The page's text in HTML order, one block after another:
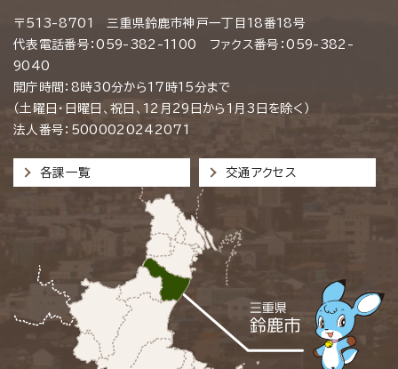
〒513-8701 三重県鈴鹿市神戸一丁目18番18号
代表電話番号：059-382-1100 ファクス番号：059-382-
9040
開庁時間：8時30分から17時15分まで
（土曜日・日曜日、祝日、12月29日から1月3日を除く）
法人番号：5000020242071
各課一覧 交通アクセス